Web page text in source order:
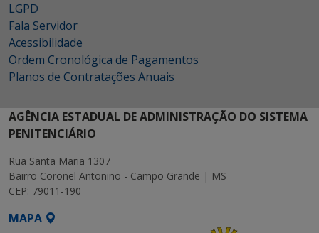
LGPD
Fala Servidor
Acessibilidade
Ordem Cronológica de Pagamentos
Planos de Contratações Anuais
AGÊNCIA ESTADUAL DE ADMINISTRAÇÃO DO SISTEMA
PENITENCIÁRIO
Rua Santa Maria 1307
Bairro Coronel Antonino - Campo Grande | MS
CEP: 79011-190
MAPA